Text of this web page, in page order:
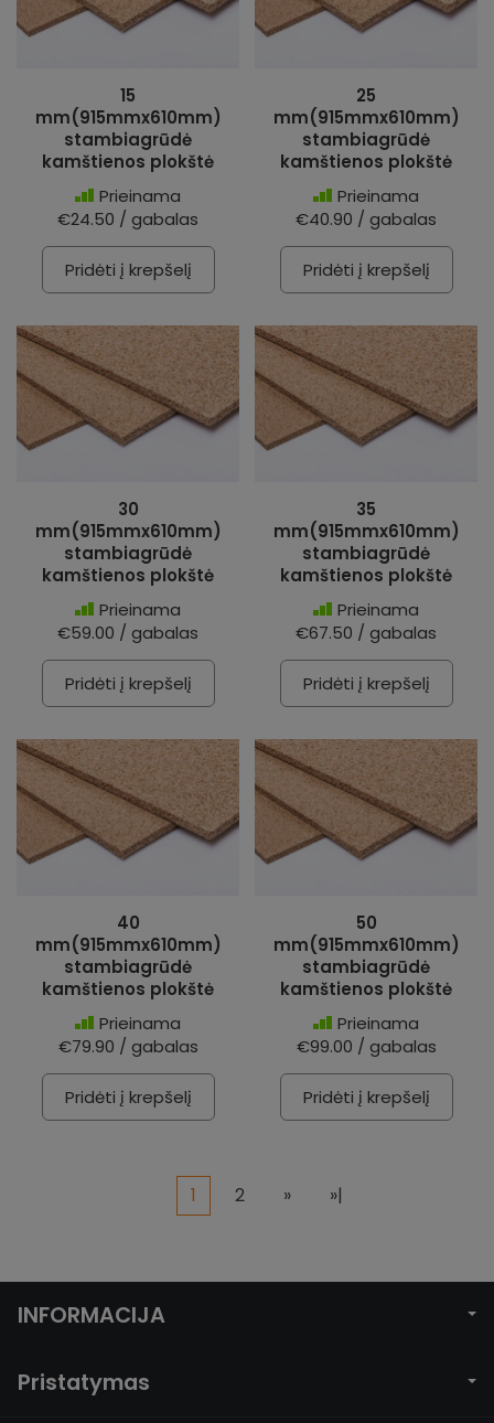
15
mm(915mmx610mm)
stambiagrūdė
kamštienos plokštė
Prieinama
€24.50 / gabalas
Pridėti į krepšelį
25
mm(915mmx610mm)
stambiagrūdė
kamštienos plokštė
Prieinama
€40.90 / gabalas
Pridėti į krepšelį
30
mm(915mmx610mm)
stambiagrūdė
kamštienos plokštė
Prieinama
€59.00 / gabalas
Pridėti į krepšelį
35
mm(915mmx610mm)
stambiagrūdė
kamštienos plokštė
Prieinama
€67.50 / gabalas
Pridėti į krepšelį
40
mm(915mmx610mm)
stambiagrūdė
kamštienos plokštė
Prieinama
€79.90 / gabalas
Pridėti į krepšelį
50
mm(915mmx610mm)
stambiagrūdė
kamštienos plokštė
Prieinama
€99.00 / gabalas
Pridėti į krepšelį
1 2 » »|
INFORMACIJA
Pristatymas